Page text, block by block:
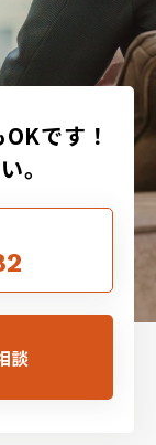
くださ
ができま
になりま
るにあた
間違いや
ご質問を
です！
。
談